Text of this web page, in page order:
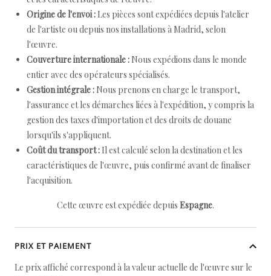
Origine de l'envoi : Les pièces sont expédiées depuis l'atelier
de l'artiste ou depuis nos installations à Madrid, selon
l'œuvre.
Couverture internationale : Nous expédions dans le monde
entier avec des opérateurs spécialisés.
Gestion intégrale : Nous prenons en charge le transport,
l'assurance et les démarches liées à l'expédition, y compris la
gestion des taxes d'importation et des droits de douane
lorsqu'ils s'appliquent.
Coût du transport : Il est calculé selon la destination et les
caractéristiques de l'œuvre, puis confirmé avant de finaliser
l'acquisition.
Cette œuvre est expédiée depuis Espagne.
PRIX ET PAIEMENT
Le prix affiché correspond à la valeur actuelle de l'œuvre sur le